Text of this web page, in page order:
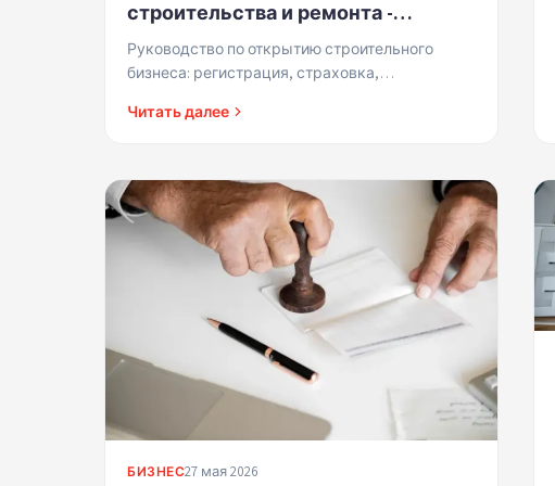
строительства и ремонта -
регистрация, страховка и
соответствие нормативным
Руководство по открытию строительного
бизнеса: регистрация, страховка,
Читать далее
БИЗНЕС27 мая 2026